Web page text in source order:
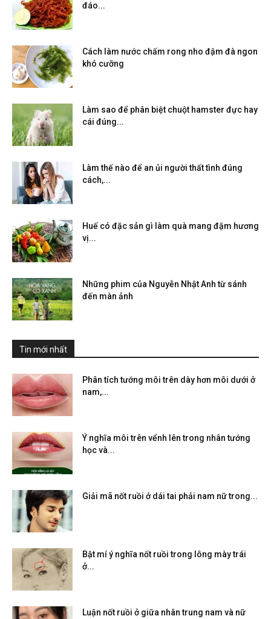
đáo...
Cách làm nước chấm rong nho đậm đà ngon
khó cưỡng
Làm sao để phân biệt chuột hamster đực hay
cái đúng...
Làm thế nào để an ủi người thất tình đúng
cách,...
Huế có đặc sản gì làm quà mang đậm hương
vị...
Những phim của Nguyễn Nhật Anh từ sánh
đến màn ảnh
Tin mới nhất
Phân tích tướng môi trên dày hơn môi dưới ở
nam,...
Ý nghĩa môi trên vểnh lên trong nhân tướng
học và...
Giải mã nốt ruồi ở dái tai phải nam nữ trong...
Bật mí ý nghĩa nốt ruồi trong lông mày trái
ở...
Luận nốt ruồi ở giữa nhân trung nam và nữ